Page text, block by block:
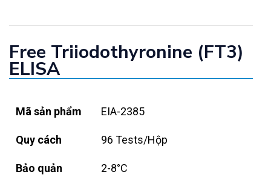
Free Triiodothyronine (FT3)
ELISA
Mã sản phẩm EIA-2385
Quy cách 96 Tests/Hộp
Bảo quản 2-8°C